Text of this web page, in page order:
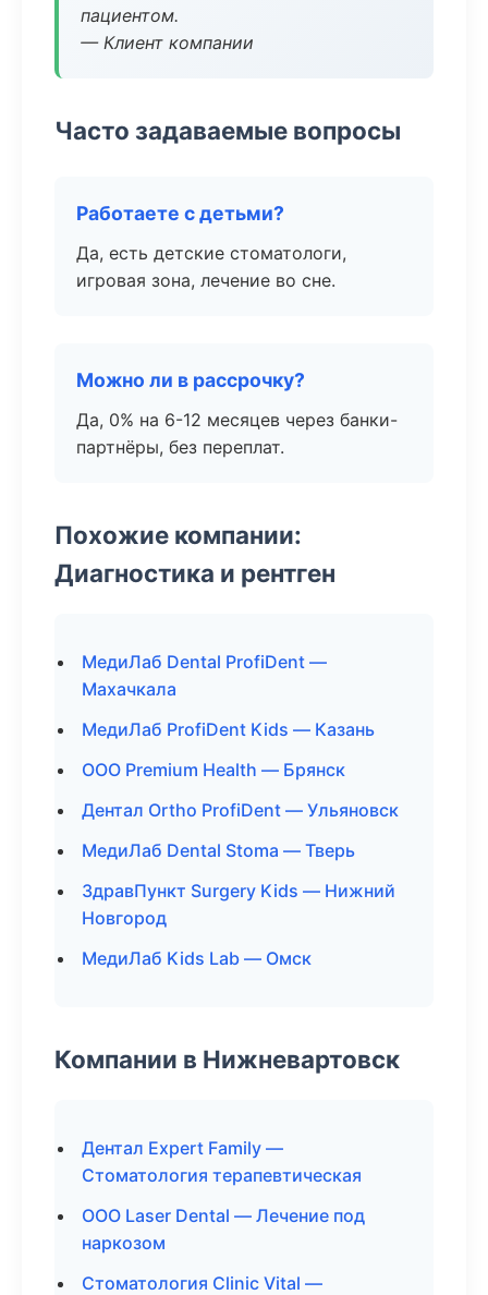
пациентом.
— Клиент компании
Часто задаваемые вопросы
Работаете с детьми?
Да, есть детские стоматологи,
игровая зона, лечение во сне.
Можно ли в рассрочку?
Да, 0% на 6-12 месяцев через банки-
партнёры, без переплат.
Похожие компании:
Диагностика и рентген
МедиЛаб Dental ProfiDent —
Махачкала
МедиЛаб ProfiDent Kids — Казань
ООО Premium Health — Брянск
Дентал Ortho ProfiDent — Ульяновск
МедиЛаб Dental Stoma — Тверь
ЗдравПункт Surgery Kids — Нижний
Новгород
МедиЛаб Kids Lab — Омск
Компании в Нижневартовск
Дентал Expert Family —
Стоматология терапевтическая
ООО Laser Dental — Лечение под
наркозом
Стоматология Clinic Vital —